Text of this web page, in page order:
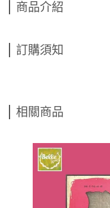
商品介紹
訂購須知
相關商品